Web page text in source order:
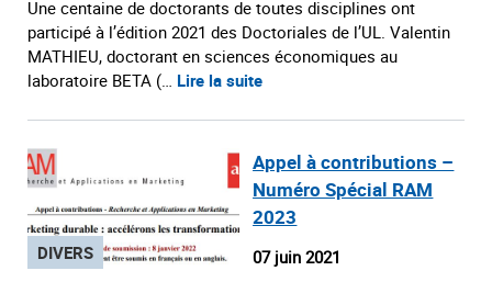
Une centaine de doctorants de toutes disciplines ont
participé à l’édition 2021 des Doctoriales de l’UL. Valentin
MATHIEU, doctorant en sciences économiques au
laboratoire BETA (… Lire la suite
DIVERS
Appel à contributions –
Numéro Spécial RAM
2023
07 juin 2021